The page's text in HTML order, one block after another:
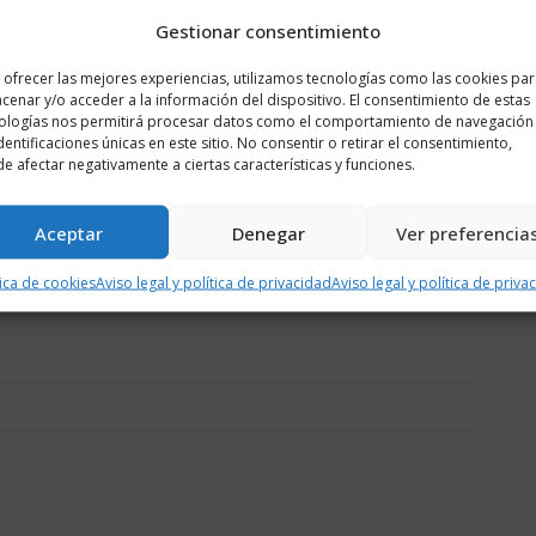
Gestionar consentimiento
ofrecer las mejores experiencias, utilizamos tecnologías como las cookies
y/o acceder a la información del dispositivo. El consentimiento de estas
nos permitirá procesar datos como el comportamiento de navegación
únicas en este sitio. No consentir o retirar el consentimiento,
afectar negativamente a ciertas características y funciones.
Aceptar Denegar Ver
de cookiesAviso legal y política de privacidadAviso legal y política de
y así ha sido su comportamiento. De quienes llevan en
creer en Cambia desde que entraron hace un año para
hecho de su consideración como un simple elemento
más, pero miro hacia atrás y siento que las decisiones
que hemos realizado durante esta legislatura y me
cien desde el primer día, lo cual seguiré haciendo hasta
etapa vital.
parte de ella”.